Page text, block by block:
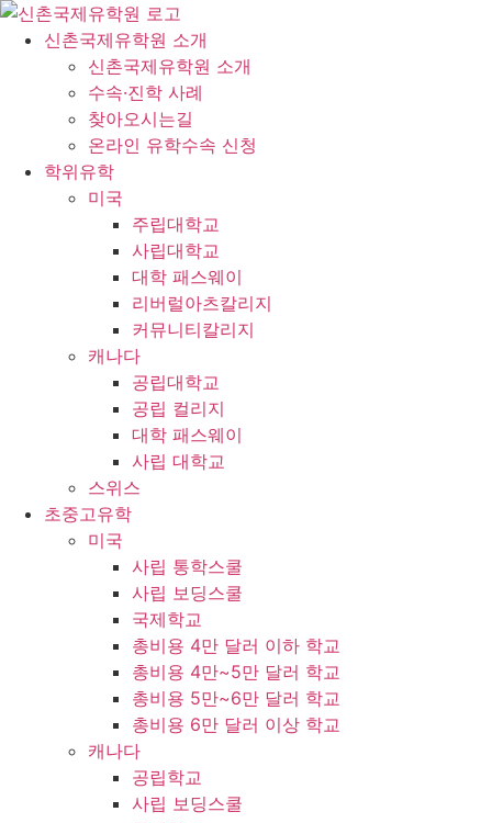
콘
신촌국제유학원 소개
신촌국제유학원 소개
수속·진학 사례
찾아오시는길
온라인 유학수속 신청
학위유학
미국
주립대학교
사립대학교
대학 패스웨이
리버럴아츠칼리지
커뮤니티칼리지
캐나다
공립대학교
공립 컬리지
대학 패스웨이
사립 대학교
스위스
초중고유학
미국
사립 통학스쿨
사립 보딩스쿨
국제학교
총비용 4만 달러 이하 학교
총비용 4만~5만 달러 학교
총비용 5만~6만 달러 학교
총비용 6만 달러 이상 학교
캐나다
공립학교
사립 보딩스쿨